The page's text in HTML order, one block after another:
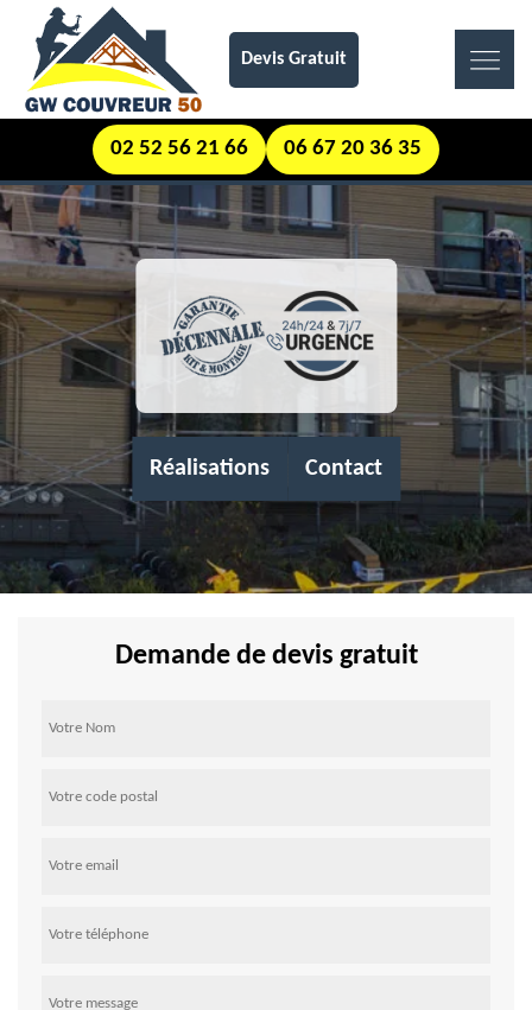
Devis Gratuit
02 52 56 21 66 06 67 20 36 35
Réalisations Contact
Demande de devis gratuit